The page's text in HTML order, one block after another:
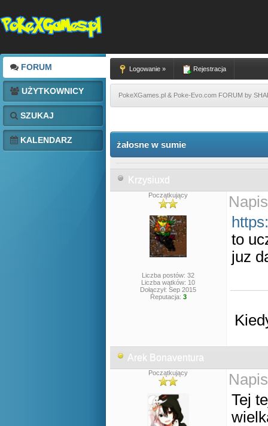
FORUM
UŻYTKOWNICY
SZUKAJ
KALENDARZ
Logowanie » Rejestracja
PokeXGames.pl & Poke-Evo.com FORUM by
żałosne w sumie
Krzysiuxd
Początkujący
Liczba postów: 32
Liczba wątków: 10
Dołączył: Sep 2015
Reputacja: 3
to
juz
Arek Bonaventura
Początkujący
Tej